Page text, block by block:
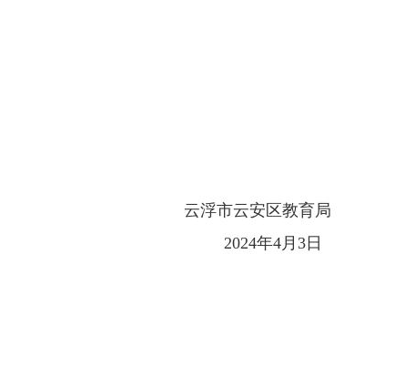
云浮市云安区教育局
2024年4月3日